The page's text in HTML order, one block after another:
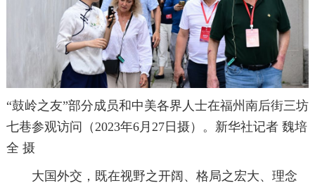
“鼓岭之友”部分成员和中美各界人士在福州南后街三坊
七巷参观访问（2023年6月27日摄）。新华社记者 魏培
全 摄
大国外交，既在视野之开阔、格局之宏大、理念